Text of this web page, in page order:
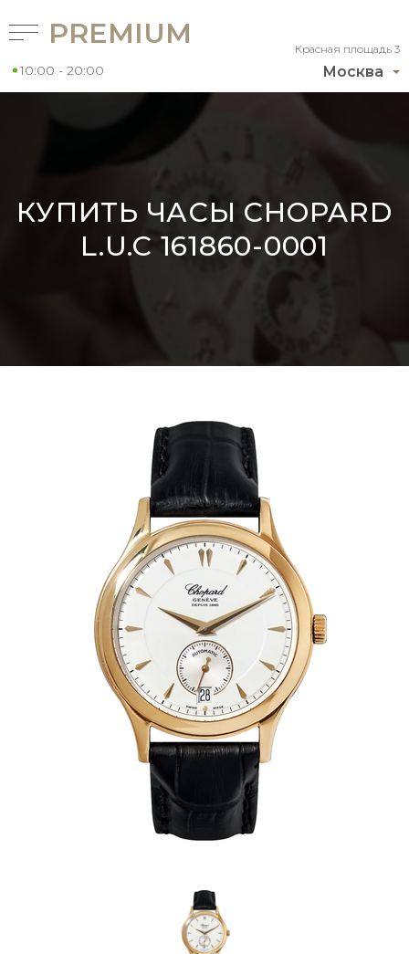
Москва
Красная площадь 3
PREMIUM
10:00 - 20:00
КУПИТЬ ЧАСЫ CHOPARD
L.U.C 161860-0001